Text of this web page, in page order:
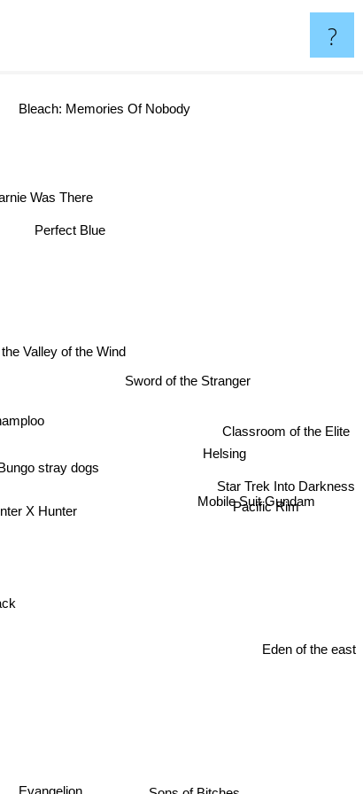
?
the Valley of the Wind
Evangelion
stray dogs
Sword of the Stranger
X Hunter
Classroom of the Elite
Bleach: Memories Of Nobody
Mobile Suit Gundam
Helsing
Pacific Rim
Eden of the east
Perfect Blue